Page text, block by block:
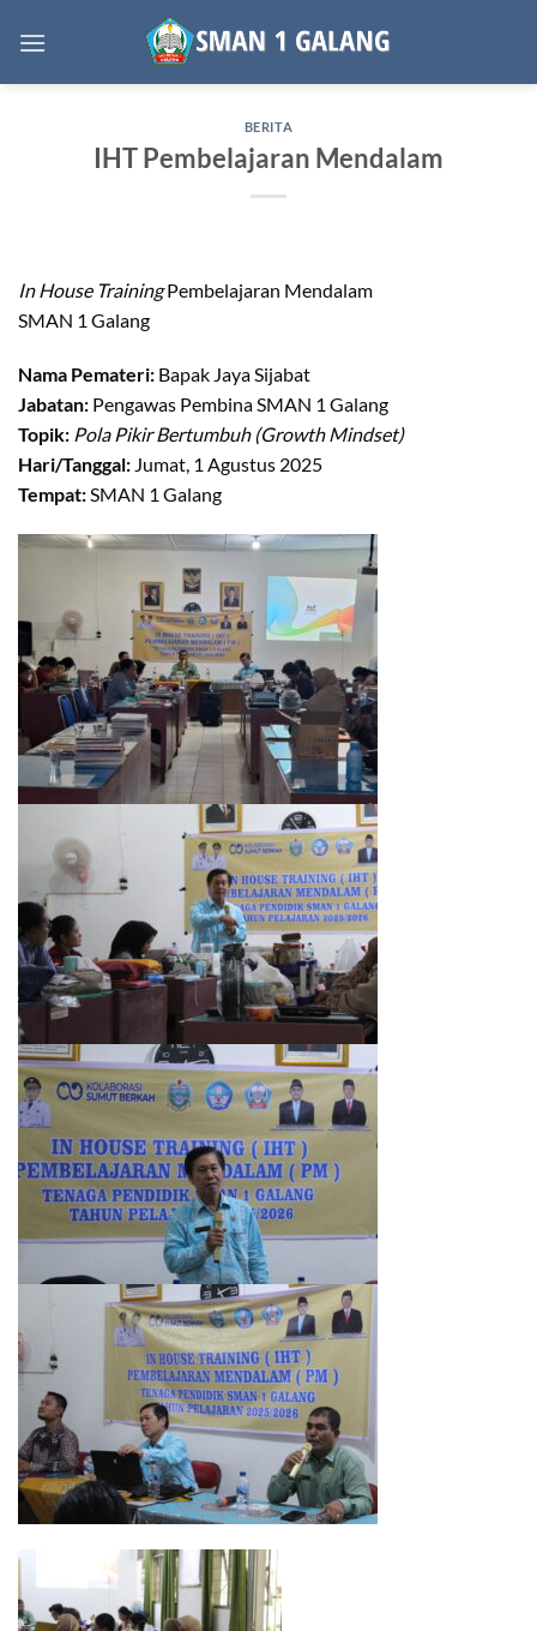
BERITA
IHT Pembelajaran Mendalam
In House TrainingPembelajaran Mendalam
SMAN 1 Galang
Nama Pemateri: Bapak Jaya Sijabat
Jabatan: Pengawas Pembina SMAN 1 Galang
Topik: Pola Pikir Bertumbuh (Growth Mindset)
Hari/Tanggal: Jumat, 1 Agustus 2025
Tempat:SMAN 1 Galang